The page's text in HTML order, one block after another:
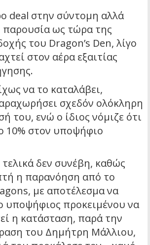
deal στην σύντομη αλλά
ως τώρα της
του Dragon’s Den, λίγο
στον αέρα εξαιτίας
να το καταλάβει,
σχεδόν ολόκληρη
του, ενώ ο ίδιος νόμιζε ότι
10% στον υποψήφιο
δεν συνέβη, καθώς
η παρανόηση από το
με αποτέλεσμα να
υποψήφιος προκειμένου να
η κατάσταση, παρά την
του Δημήτρη Μάλλιου,